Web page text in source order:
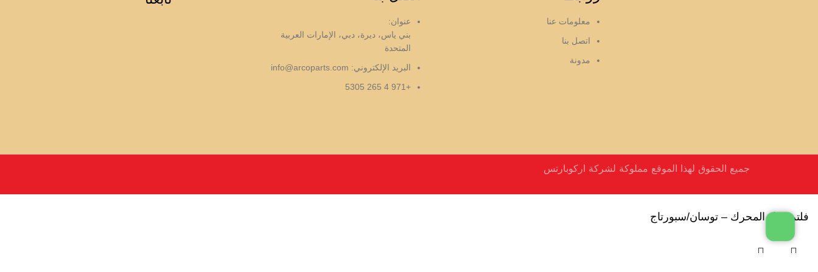
معلومات عنا
اتصل بنا
مدونة
عنوان:
بني ياس، ديرة، دبي، الإمارات العربية
المتحدة
البريد الإلكتروني: info@arcoparts.com
+971 4 265 5305
جميع الحقوق لهذا الموقع مملوكة لشركة اركوبارتس
فلتر هواء المحرك – توسان/سبورتاج